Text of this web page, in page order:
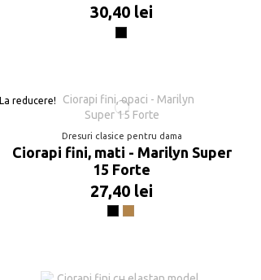
30,40 lei
Negru
La reducere!
Dresuri clasice pentru dama
Ciorapi fini, mati - Marilyn Super
15 Forte
27,40 lei
NegruBeige